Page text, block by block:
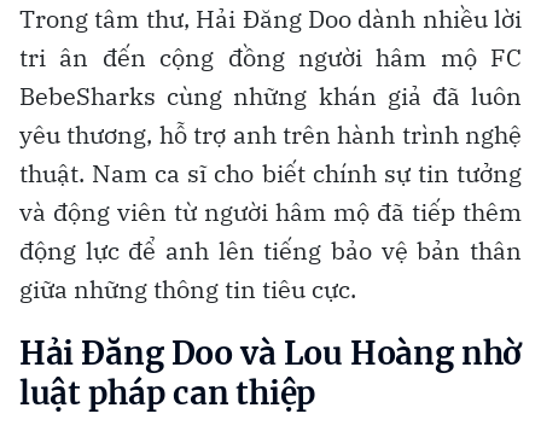
Trong tâm thư, Hải Đăng Doo dành nhiều lời
tri ân đến cộng đồng người hâm mộ FC
BebeSharks cùng những khán giả đã luôn
yêu thương, hỗ trợ anh trên hành trình nghệ
thuật. Nam ca sĩ cho biết chính sự tin tưởng
và động viên từ người hâm mộ đã tiếp thêm
động lực để anh lên tiếng bảo vệ bản thân
giữa những thông tin tiêu cực.
Hải Đăng Doo và Lou Hoàng nhờ
luật pháp can thiệp